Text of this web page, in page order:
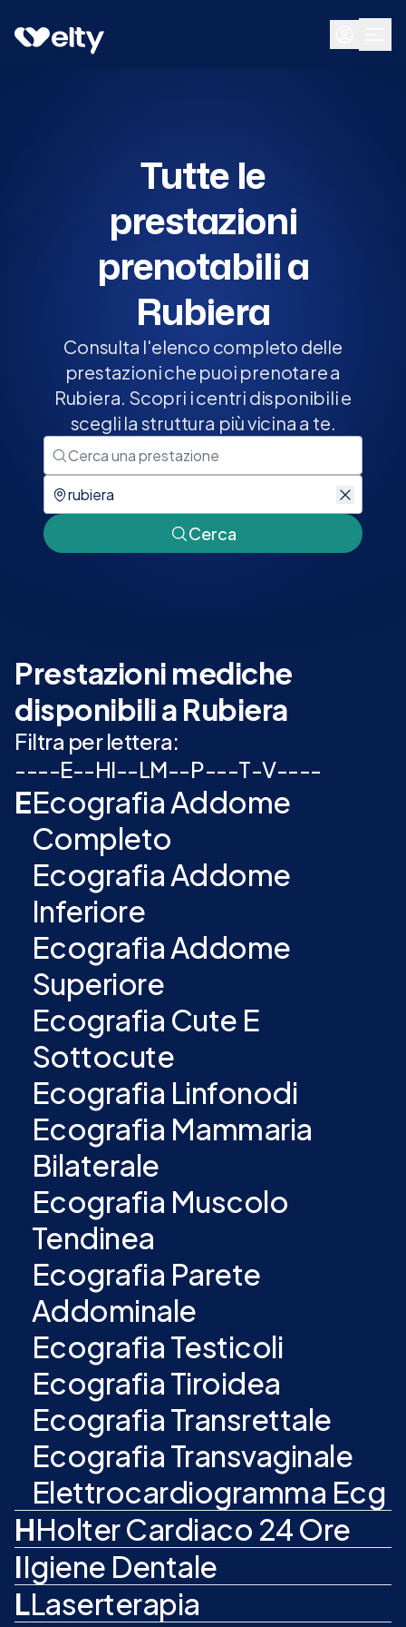
Prenota visita
Tutte le
prestazioni
prenotabili a
Rubiera
Consulta l'elenco completo delle
prestazioni che puoi prenotare a
Rubiera. Scopri i centri disponibili e
scegli la struttura più vicina a te.
Cerca
Prestazioni mediche
disponibili a Rubiera
Filtra per lettera:
----E--HI--LM--P---T-V----
EEcografia Addome
Completo
Ecografia Addome
Inferiore
Ecografia Addome
Superiore
Ecografia Cute E
Sottocute
Ecografia Linfonodi
Ecografia Mammaria
Bilaterale
Ecografia Muscolo
Tendinea
Ecografia Parete
Addominale
Ecografia Testicoli
Ecografia Tiroidea
Ecografia Transrettale
Ecografia Transvaginale
Elettrocardiogramma Ecg
HHolter Cardiaco 24 Ore
IIgiene Dentale
LLaserterapia